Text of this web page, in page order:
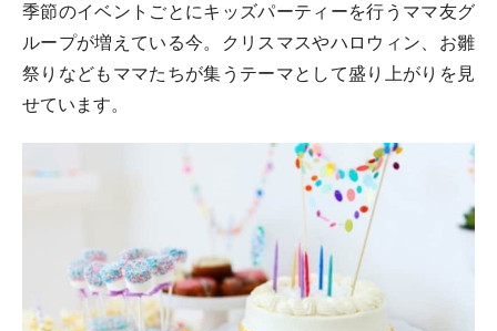
季節のイベントごとにキッズパーティーを行うママ友グ
ループが増えている今。クリスマスやハロウィン、お雛
祭りなどもママたちが集うテーマとして盛り上がりを見
せています。